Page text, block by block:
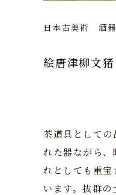
日本古美術 酒器
絵唐津柳文
茶道具として
れた器ながら、
れとしても重
います。抜群